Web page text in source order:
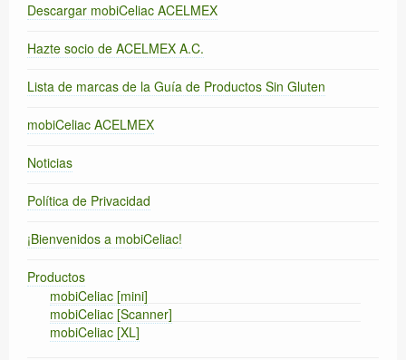
Descargar mobiCeliac ACELMEX
Hazte socio de ACELMEX A.C.
Lista de marcas de la Guía de Productos Sin Gluten
mobiCeliac ACELMEX
Noticias
Política de Privacidad
¡Bienvenidos a mobiCeliac!
Productos
mobiCeliac [mini]
mobiCeliac [Scanner]
mobiCeliac [XL]